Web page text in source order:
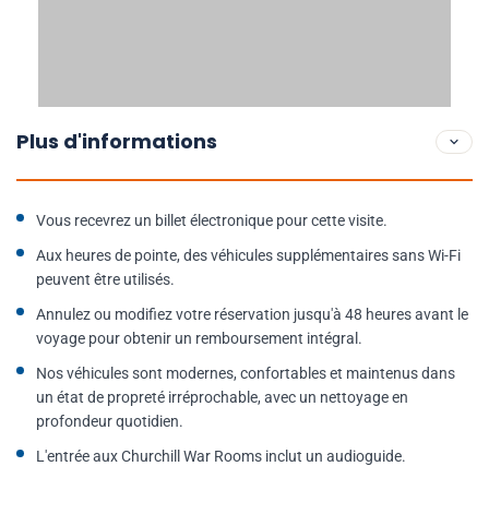
Plus d'informations
Vous recevrez un billet électronique pour cette visite.
Aux heures de pointe, des véhicules supplémentaires sans Wi-Fi
peuvent être utilisés.
Annulez ou modifiez votre réservation jusqu'à 48 heures avant le
voyage pour obtenir un remboursement intégral.
Nos véhicules sont modernes, confortables et maintenus dans
un état de propreté irréprochable, avec un nettoyage en
profondeur quotidien.
L'entrée aux Churchill War Rooms inclut un audioguide.